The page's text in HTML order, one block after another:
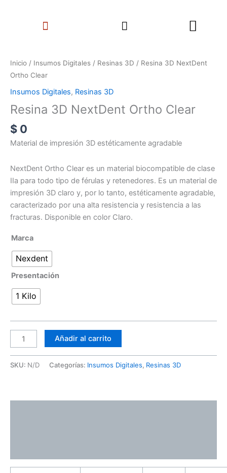
Menu Search
Inicio / Insumos Digitales / Resinas 3D / Resina 3D NextDent
Ortho Clear
Insumos Digitales, Resinas 3D
Resina 3D NextDent Ortho Clear
$ 0
Material de impresión 3D estéticamente agradable
NextDent Ortho Clear es un material biocompatible de clase
IIa para todo tipo de férulas y retenedores. Es un material de
impresión 3D claro y, por lo tanto, estéticamente agradable,
caracterizado por una alta resistencia y resistencia a las
fracturas. Disponible en color Claro.
Marca
Nexdent
Presentación
1 Kilo
3D
NextDent
Clear
cantidad
Añadir al carrito
SKU: N/D Categorías: Insumos Digitales, Resinas 3D